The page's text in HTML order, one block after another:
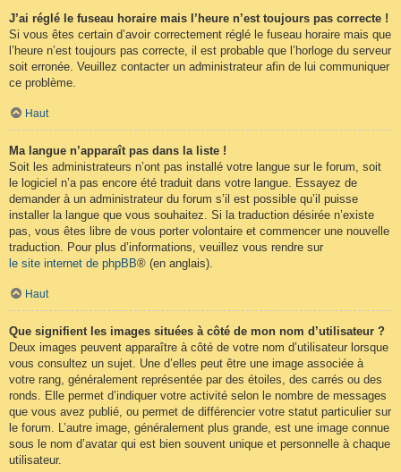
J’ai réglé le fuseau horaire mais l’heure n’est toujours pas correcte !
Si vous êtes certain d’avoir correctement réglé le fuseau horaire mais que
l’heure n’est toujours pas correcte, il est probable que l’horloge du serveur
soit erronée. Veuillez contacter un administrateur afin de lui communiquer
ce problème.
Haut
Ma langue n’apparaît pas dans la liste !
Soit les administrateurs n’ont pas installé votre langue sur le forum, soit
le logiciel n’a pas encore été traduit dans votre langue. Essayez de
demander à un administrateur du forum s’il est possible qu’il puisse
installer la langue que vous souhaitez. Si la traduction désirée n’existe
pas, vous êtes libre de vous porter volontaire et commencer une nouvelle
traduction. Pour plus d’informations, veuillez vous rendre sur
le site internet de phpBB® (en anglais).
Haut
Que signifient les images situées à côté de mon nom d’utilisateur ?
Deux images peuvent apparaître à côté de votre nom d’utilisateur lorsque
vous consultez un sujet. Une d’elles peut être une image associée à
votre rang, généralement représentée par des étoiles, des carrés ou des
ronds. Elle permet d’indiquer votre activité selon le nombre de messages
que vous avez publié, ou permet de différencier votre statut particulier sur
le forum. L’autre image, généralement plus grande, est une image connue
sous le nom d’avatar qui est bien souvent unique et personnelle à chaque
utilisateur.